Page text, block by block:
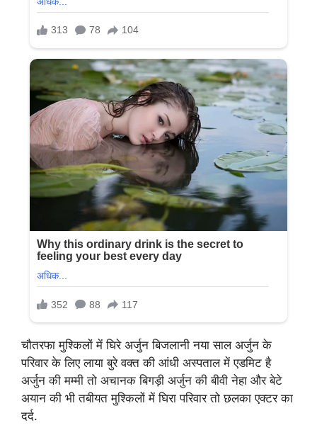
चौतरफा मुश्किलों में घिरे अर्जुन बिजलानी नया साल अर्जुन के
परिवार के लिए लाया बुरे वक्त की आंधी अस्पताल में एडमिट है
अर्जुन की मम्मी तो अचानक बिगड़ी अर्जुन की बीवी नेहा और बेटे
अयान की भी तबीयत मुश्किलों में घिरा परिवार तो छलका एक्टर का
दर्द.